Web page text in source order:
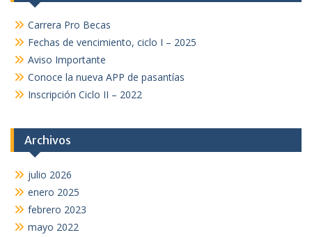
Carrera Pro Becas
Fechas de vencimiento, ciclo I – 2025
Aviso Importante
Conoce la nueva APP de pasantías
Inscripción Ciclo II – 2022
Archivos
julio 2026
enero 2025
febrero 2023
mayo 2022